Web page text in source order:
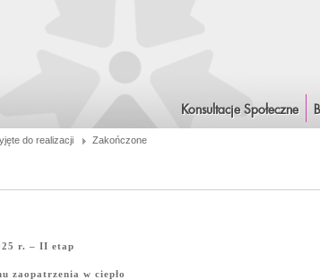
do realizacji Zakończone
r. – II etap
zaopatrzenia w ciepło
Konsultacje Społeczne